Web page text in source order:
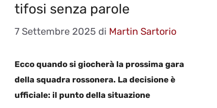
tifosi senza parole
7 Settembre 2025 di Martin Sartorio
Ecco quando si giocherà la prossima gara
della squadra rossonera. La decisione è
ufficiale: il punto della situazione